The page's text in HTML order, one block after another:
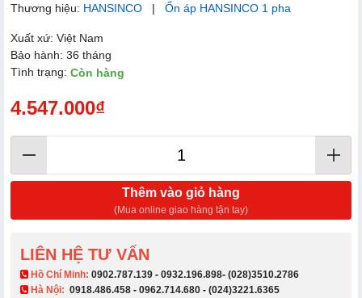
Thương hiệu: HANSINCO | Ổn áp HANSINCO 1 pha
Xuất xứ: Việt Nam
Bảo hành: 36 tháng
Tình trạng: Còn hàng
4.547.000₫
Thêm vào giỏ hàng
(Mua online giao hàng tận tay)
LIÊN HỆ TƯ VẤN
​ Hồ Chí Minh: 0902.787.139 - 0932.196.898- (028)3510.2786
Hà Nội: 0918.486.458 - 0962.714.680 - (024)3221.6365